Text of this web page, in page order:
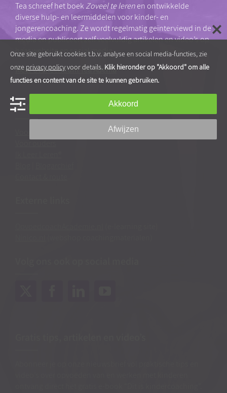
Tea schreef het boek Zoveel te lerenen ontwikkelde
diverse hulp- en leermiddelen voor kinder- en
jongerencoaching. Ze wordt regelmatig geïnterviewd in de
media en publiceert zelf veelvuldig artikelen en video’s op
haar website en social media.
Meer over Centrum Tea Adema
Snel naar…
Onze site gebruikt cookies t.b.v. analyse en social media-functies, zie
onze privacy policyvoor details. Klik hieronder op "Akkoord" om alle
functies en content van de site te kunnen gebruiken.
Akkoord
Afwijzen